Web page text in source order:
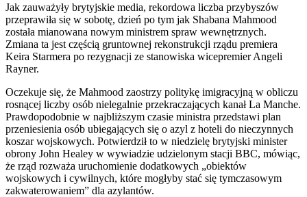
Jak zauważyły brytyjskie media, rekordowa liczba przybyszów
przeprawiła się w sobotę, dzień po tym jak Shabana Mahmood
została mianowana nowym ministrem spraw wewnętrznych.
Zmiana ta jest częścią gruntownej rekonstrukcji rządu premiera
Keira Starmera po rezygnacji ze stanowiska wicepremier Angeli
Rayner.
Oczekuje się, że Mahmood zaostrzy politykę imigracyjną w obliczu
rosnącej liczby osób nielegalnie przekraczających kanał La Manche.
Prawdopodobnie w najbliższym czasie ministra przedstawi plan
przeniesienia osób ubiegających się o azyl z hoteli do nieczynnych
koszar wojskowych. Potwierdził to w niedzielę brytyjski minister
obrony John Healey w wywiadzie udzielonym stacji BBC, mówiąc,
że rząd rozważa uruchomienie dodatkowych „obiektów
wojskowych i cywilnych, które mogłyby stać się tymczasowym
zakwaterowaniem” dla azylantów.